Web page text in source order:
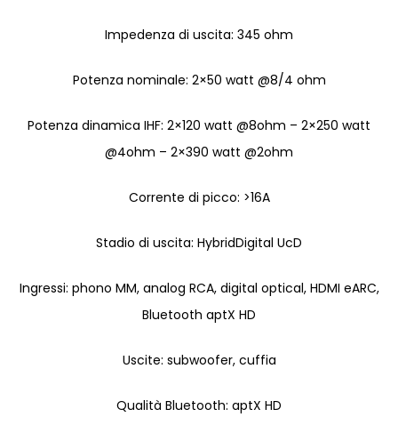
Impedenza di uscita: 345 ohm
Potenza nominale: 2×50 watt @8/4 ohm
Potenza dinamica IHF: 2×120 watt @8ohm – 2×250 watt
@4ohm – 2×390 watt @2ohm
Corrente di picco: >16A
Stadio di uscita: HybridDigital UcD
Ingressi: phono MM, analog RCA, digital optical, HDMI eARC,
Bluetooth aptX HD
Uscite: subwoofer, cuffia
Qualità Bluetooth: aptX HD